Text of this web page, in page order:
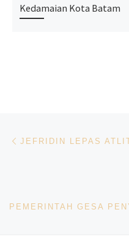
Kedamaian Kota Batam
Navigasi pos